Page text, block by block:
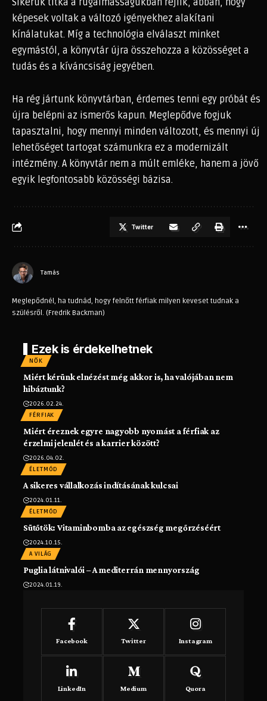
képesek voltak a változó igényekhez alakítani
kínálatukat. Míg a technológia elválaszt minket
egymástól, a könyvtár újra összehozza a közösséget a
tudás és a kíváncsiság jegyében.
Ha rég jártunk könyvtárban, érdemes tenni egy próbát és
újra belépni az ismerős kapun. Meglepődve fogjuk
tapasztalni, hogy mennyi minden változott, és mennyi új
lehetőséget tartogat számunkra ez a modernizált
intézmény. A könyvtár nem a múlt emléke, hanem a jövő
egyik legfontosabb közösségi bázisa.
Twitter
Tamás
Meglepődnél, ha tudnád, hogy felnőtt férfiak milyen keveset tudnak a
szülésről. (Fredrik Backman)
Ezek is érdekelhetnek
NŐK
Miért kérünk elnézést még akkor is, ha valójában nem
hibáztunk?
2026.02.24.
FÉRFIAK
Miért éreznek egyre nagyobb nyomást a férfiak az
érzelmi jelenlét és a karrier között?
2026.04.02.
ÉLETMÓD
A sikeres vállalkozás indításának kulcsai
2024.01.11.
ÉLETMÓD
Sütőtök: Vitaminbomba az egészség megőrzéséért
2024.10.15.
A VILÁG
Puglia látnivalói – A mediterrán mennyország
2024.01.19.
Facebook Twitter Instagram
LinkedIn Medium Quora